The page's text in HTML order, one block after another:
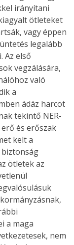
irányítani
ötleteket
vagy éppen
legalább
Az első
vegzálására,
való
a
ádáz harcot
tekintő NER-
és erőszak
kelt a
biztonság
ötletek az
a maga
nem